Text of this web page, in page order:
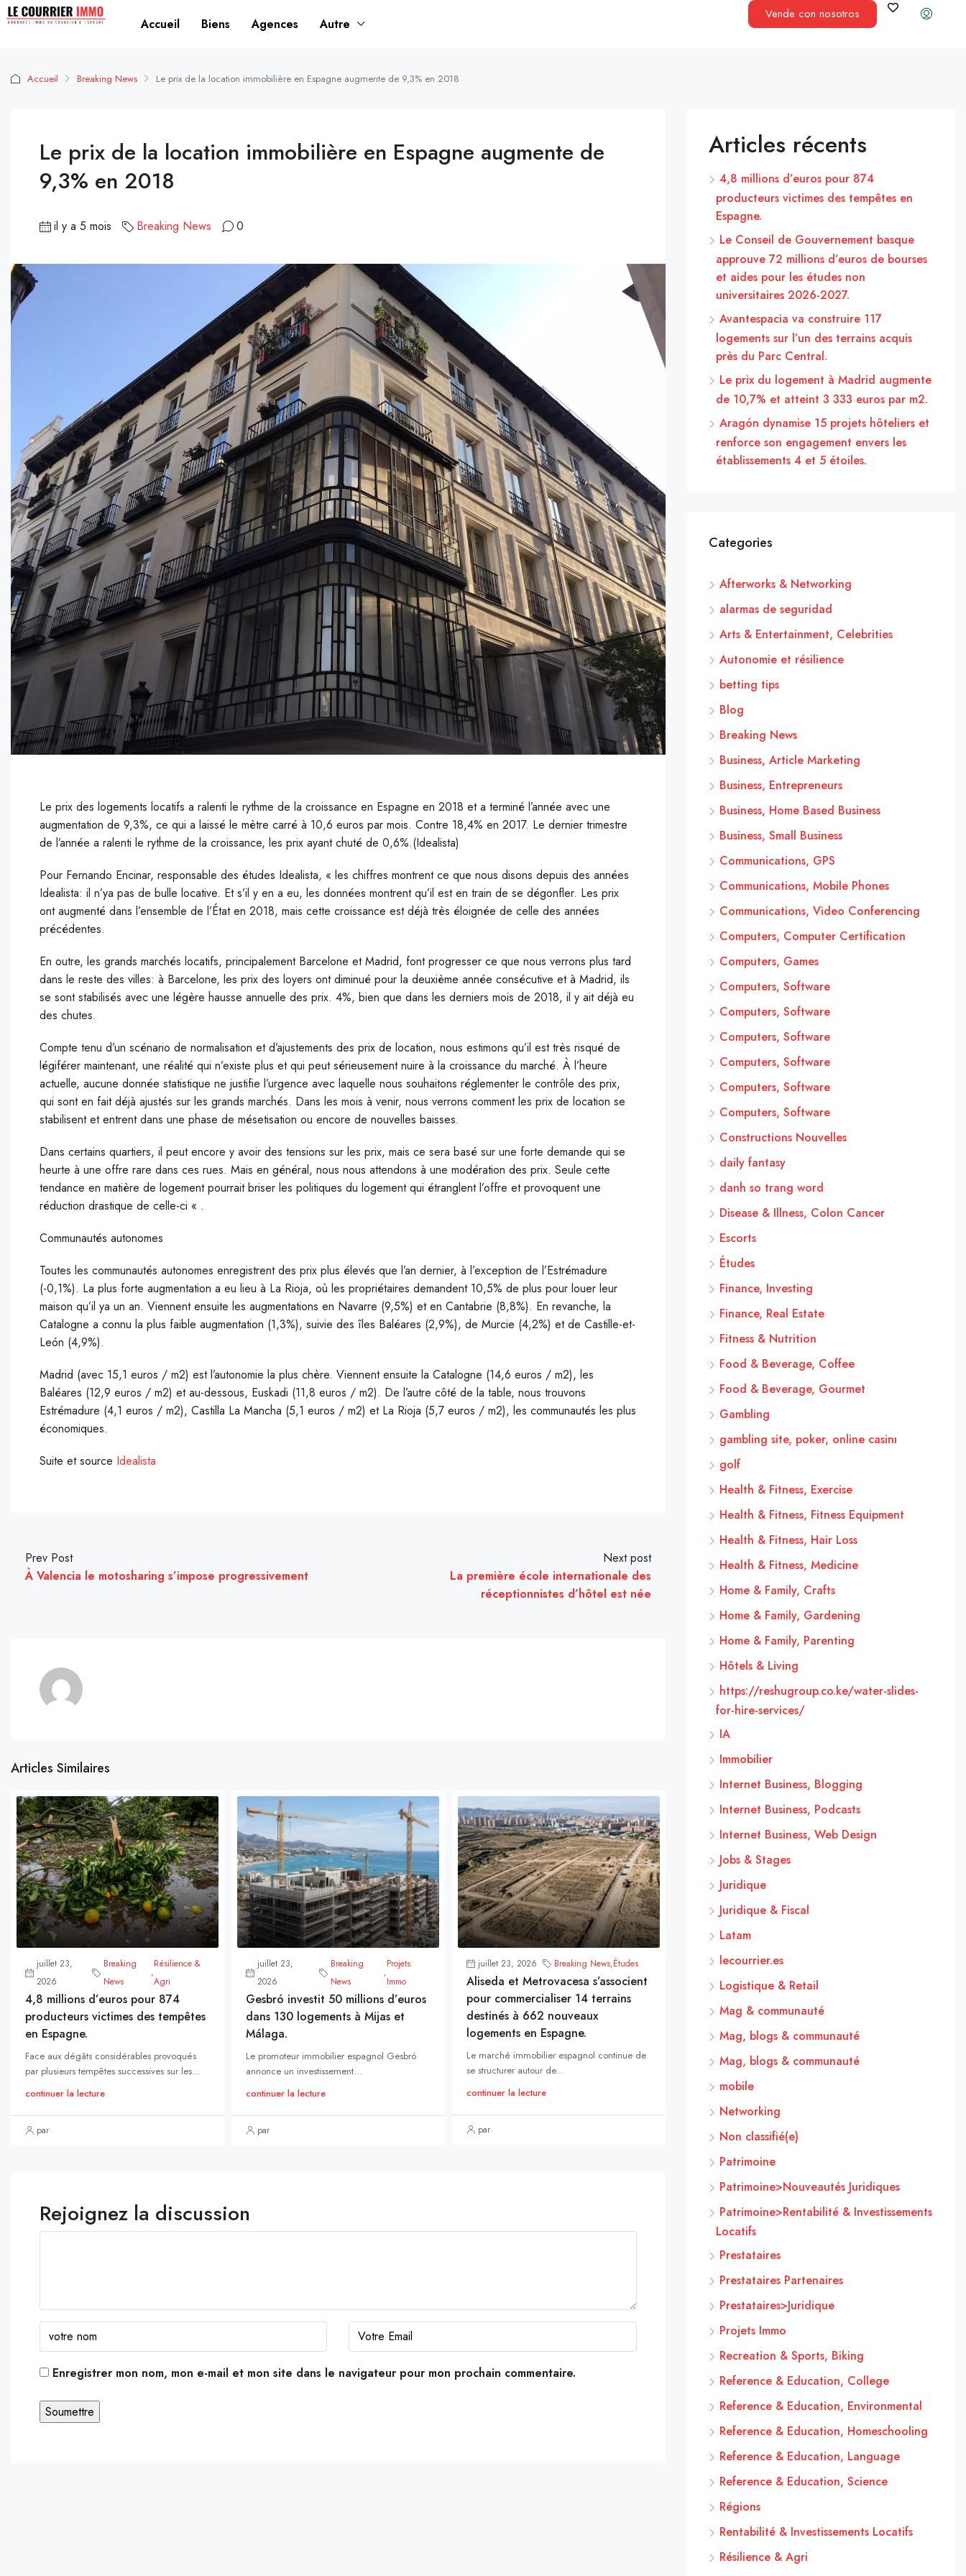
Accueil Biens Agences Autre
Vende con nosotros
Accueil Breaking News Le prix de la location immobilière en Espagne augmente de 9,3% en 2018
Le prix de la location immobilière en Espagne augmente de
9,3% en 2018
il y a 5 mois Breaking News 0
Le prix des logements locatifs a ralenti le rythme de la croissance en Espagne en 2018 et a terminé l’année avec une
augmentation de 9,3%, ce qui a laissé le mètre carré à 10,6 euros par mois. Contre 18,4% en 2017. Le dernier trimestre
de l’année a ralenti le rythme de la croissance, les prix ayant chuté de 0,6%.(Idealista)
Pour Fernando Encinar, responsable des études Idealista, « les chiffres montrent ce que nous disons depuis des années
Idealista: il n’ya pas de bulle locative. Et s’il y en a eu, les données montrent qu’il est en train de se dégonfler. Les prix
ont augmenté dans l’ensemble de l’État en 2018, mais cette croissance est déjà très éloignée de celle des années
précédentes.
En outre, les grands marchés locatifs, principalement Barcelone et Madrid, font progresser ce que nous verrons plus tard
dans le reste des villes: à Barcelone, les prix des loyers ont diminué pour la deuxième année consécutive et à Madrid, ils
se sont stabilisés avec une légère hausse annuelle des prix. 4%, bien que dans les derniers mois de 2018, il y ait déjà eu
des chutes.
Compte tenu d’un scénario de normalisation et d’ajustements des prix de location, nous estimons qu’il est très risqué de
légiférer maintenant, une réalité qui n’existe plus et qui peut sérieusement nuire à la croissance du marché. À l’heure
actuelle, aucune donnée statistique ne justifie l’urgence avec laquelle nous souhaitons réglementer le contrôle des prix,
qui sont en fait déjà ajustés sur les grands marchés. Dans les mois à venir, nous verrons comment les prix de location se
stabilisent et entrent dans une phase de mésetisation ou encore de nouvelles baisses.
Dans certains quartiers, il peut encore y avoir des tensions sur les prix, mais ce sera basé sur une forte demande qui se
heurte à une offre rare dans ces rues. Mais en général, nous nous attendons à une modération des prix. Seule cette
tendance en matière de logement pourrait briser les politiques du logement qui étranglent l’offre et provoquent une
réduction drastique de celle-ci « .
Communautés autonomes
Toutes les communautés autonomes enregistrent des prix plus élevés que l’an dernier, à l’exception de l’Estrémadure
(-0,1%). La plus forte augmentation a eu lieu à La Rioja, où les propriétaires demandent 10,5% de plus pour louer leur
maison qu’il ya un an. Viennent ensuite les augmentations en Navarre (9,5%) et en Cantabrie (8,8%). En revanche, la
Catalogne a connu la plus faible augmentation (1,3%), suivie des îles Baléares (2,9%), de Murcie (4,2%) et de Castille-et-
León (4,9%).
Madrid (avec 15,1 euros / m2) est l’autonomie la plus chère. Viennent ensuite la Catalogne (14,6 euros / m2), les
Baléares (12,9 euros / m2) et au-dessous, Euskadi (11,8 euros / m2). De l’autre côté de la table, nous trouvons
Estrémadure (4,1 euros / m2), Castilla La Mancha (5,1 euros / m2) et La Rioja (5,7 euros / m2), les communautés les plus
économiques.
Suite et source Idealista
Prev Post
À Valencia le motosharing s’impose progressivement
Next post
La première école internationale des
réceptionnistes d’hôtel est née
Articles Similaires
juillet 23,
2026
Breaking
News
,
Résilience &
Agri
4,8 millions d’euros pour 874
producteurs victimes des tempêtes
en Espagne.
Face aux dégâts considérables provoqués
par plusieurs tempêtes successives sur les...
continuer la lecture
par
juillet 23,
2026
Breaking
News
,
Projets
Immo
Gesbró investit 50 millions d’euros
dans 130 logements à Mijas et
Málaga.
Le promoteur immobilier espagnol Gesbró
annonce un investissement...
continuer la lecture
par
juillet 23, 2026 Breaking News,Études
Aliseda et Metrovacesa s’associent
pour commercialiser 14 terrains
destinés à 662 nouveaux
logements en Espagne.
Le marché immobilier espagnol continue de
se structurer autour de...
continuer la lecture
par
Rejoignez la discussion
Enregistrer mon nom, mon e-mail et mon site dans le navigateur pour mon prochain commentaire.
Articles récents
4,8 millions d’euros pour 874
producteurs victimes des tempêtes en
Espagne.
Le Conseil de Gouvernement basque
approuve 72 millions d’euros de bourses
et aides pour les études non
universitaires 2026-2027.
Avantespacia va construire 117
logements sur l’un des terrains acquis
près du Parc Central.
Le prix du logement à Madrid augmente
de 10,7% et atteint 3 333 euros par m2.
Aragón dynamise 15 projets hôteliers et
renforce son engagement envers les
établissements 4 et 5 étoiles.
Categories
Afterworks & Networking
alarmas de seguridad
Arts & Entertainment, Celebrities
Autonomie et résilience
betting tips
Blog
Breaking News
Business, Article Marketing
Business, Entrepreneurs
Business, Home Based Business
Business, Small Business
Communications, GPS
Communications, Mobile Phones
Communications, Video Conferencing
Computers, Computer Certification
Computers, Games
Computers, Software
Computers, Software
Computers, Software
Computers, Software
Computers, Software
Computers, Software
Constructions Nouvelles
daily fantasy
danh so trang word
Disease & Illness, Colon Cancer
Escorts
Études
Finance, Investing
Finance, Real Estate
Fitness & Nutrition
Food & Beverage, Coffee
Food & Beverage, Gourmet
Gambling
gambling site, poker, online casinı
golf
Health & Fitness, Exercise
Health & Fitness, Fitness Equipment
Health & Fitness, Hair Loss
Health & Fitness, Medicine
Home & Family, Crafts
Home & Family, Gardening
Home & Family, Parenting
Hôtels & Living
https://reshugroup.co.ke/water-slides-
for-hire-services/
IA
Immobilier
Internet Business, Blogging
Internet Business, Podcasts
Internet Business, Web Design
Jobs & Stages
Juridique
Juridique & Fiscal
Latam
lecourrier.es
Logistique & Retail
Mag & communauté
Mag, blogs & communauté
Mag, blogs & communauté
mobile
Networking
Non classifié(e)
Patrimoine
Patrimoine>Nouveautés Juridiques
Patrimoine>Rentabilité & Investissements
Locatifs
Prestataires
Prestataires Partenaires
Prestataires>Juridique
Projets Immo
Recreation & Sports, Biking
Reference & Education, College
Reference & Education, Environmental
Reference & Education, Homeschooling
Reference & Education, Language
Reference & Education, Science
Régions
Rentabilité & Investissements Locatifs
Résilience & Agri